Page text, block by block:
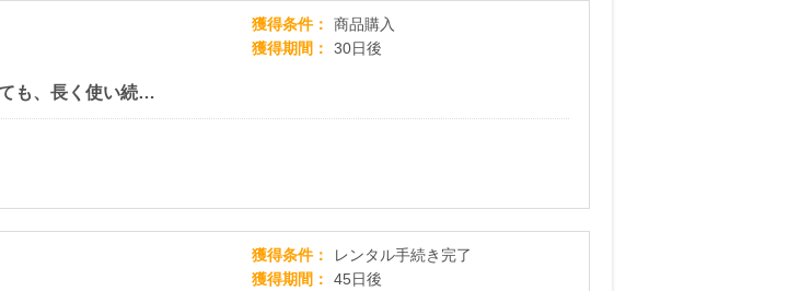
【ENEN】生活スタイルが変わっても、長く使い続けたくなる家具
獲得条件
商品購入
獲得期間
30日後
獲得条件
レンタル手続き完了
獲得期間
45日後